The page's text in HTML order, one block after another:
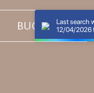
BUCH
Last search
12/04/2026